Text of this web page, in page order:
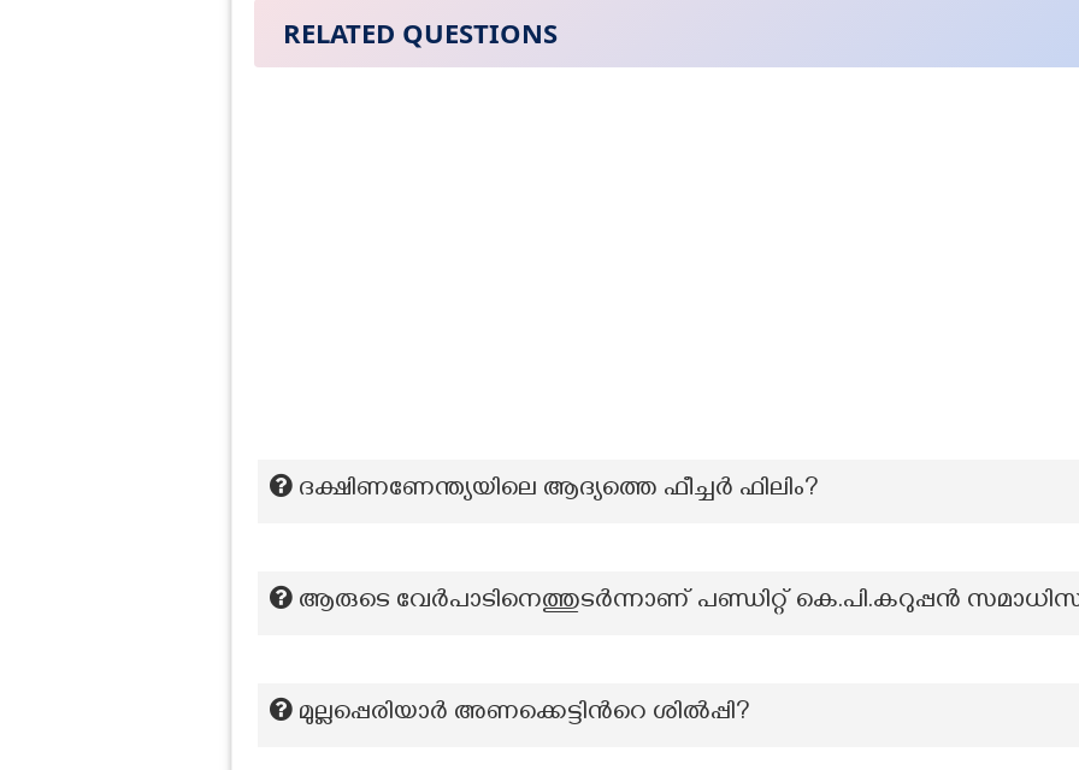
RELATED QUESTIONS
ദക്ഷിണണേന്ത്യയിലെ ആദ്യത്തെ ഫീച്ചർ ഫിലിം?
ആരുടെ വേർപാടിനെത്തുടർന്നാണ് പണ്ഡിറ്റ് കെ.പി.കറുപ്പൻ
മുല്ലപ്പെരിയാര്‍ അണക്കെട്ടിന്‍റെ ശില്‍പ്പി?